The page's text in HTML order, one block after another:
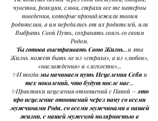
чувства, реакции, слова, страхи все те патерны
поведения, которые принадлежали твоим
родителям, а им передались от их родителей, или
Выбрать Свой Путь, сохранять связь со своим
Родом.
Ты готова выстраивать Свою Жизнь...и эта
Жизнь может быть не из «страха», а из «любви»,
«наслаждения» и «легкости»...
✨И тогдамы начинаем путь Исцеления Себя и
тех поколений, что будут после нас...
✨Практики исцеления отношений с Папой –это
про исцеление отношений через папу со всеми
мужчинами Рода, со всеми мужчинами в нашей
жизни, с нашей мужской полярностью в